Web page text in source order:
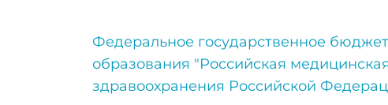
Федеральное государственное
образования "Российская
здравоохранения Российской